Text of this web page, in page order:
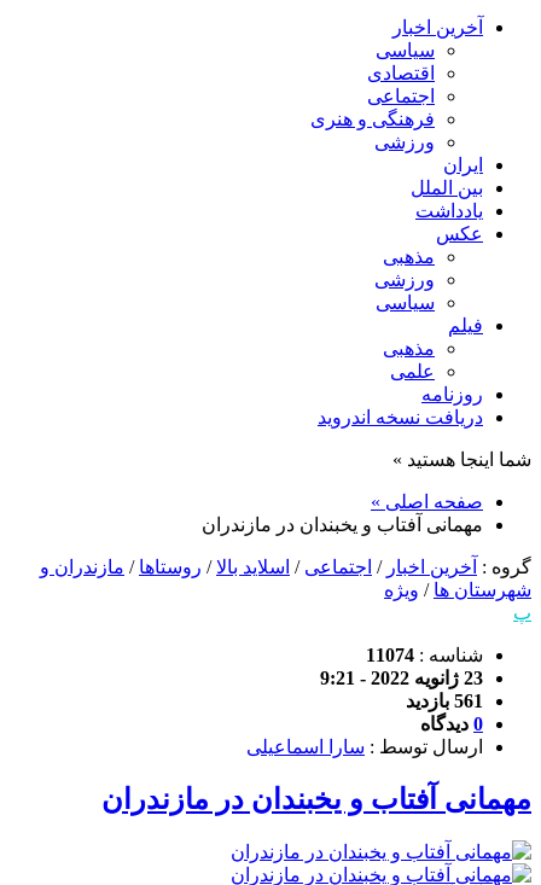
آخرین اخبار
سیاسی
اقتصادی
اجتماعی
فرهنگی و هنری
ورزشی
ایران
بین الملل
یادداشت
عکس
مذهبی
ورزشی
سیاسی
فیلم
مذهبی
علمی
روزنامه
دریافت نسخه اندروید
شما اینجا هستید »
صفحه اصلی »
مهمانی آفتاب و یخبندان در مازندران
گروه : آخرین اخبار / اجتماعی / اسلاید بالا/ روستاها / مازندران و
شهرستان ها / ویژه
پ
شناسه : 11074
23 ژانویه 2022 - 9:21
561 بازدید
0 دیدگاه
ارسال توسط : سارا اسماعیلی
مهمانی آفتاب و یخبندان در مازندران